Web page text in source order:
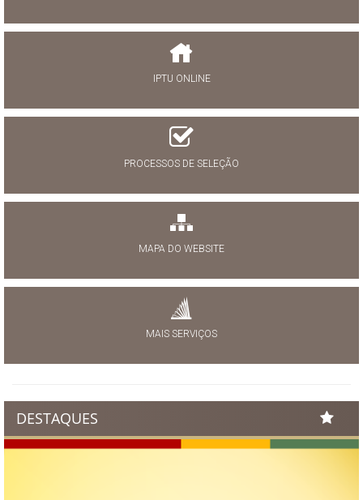
IPTU ONLINE
PROCESSOS DE SELEÇÃO
MAPA DO WEBSITE
MAIS SERVIÇOS
DESTAQUES